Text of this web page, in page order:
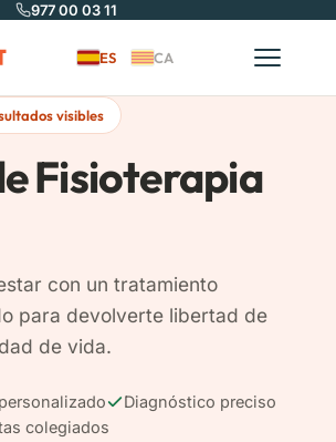
977 00 03 11
ES CA
visibles
Fisioterapia
con un tratamiento
para devolverte libertad de
de vida.
Diagnóstico preciso
colegiados